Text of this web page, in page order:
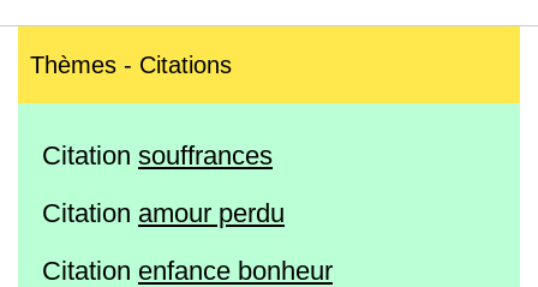
Thèmes - Citations
Citation souffrances
Citation amour perdu
Citation enfance bonheur